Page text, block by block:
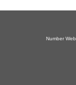
Number Web